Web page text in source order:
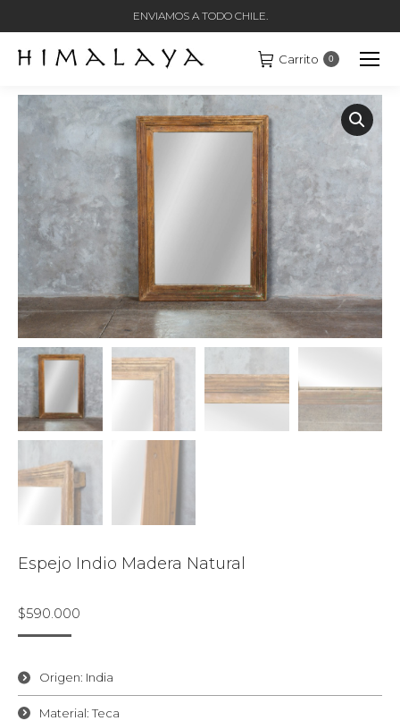
ENVIAMOS A TODO CHILE.
Carrito 0
Espejo Indio Madera Natural
$590.000
Origen: India
Material: Teca